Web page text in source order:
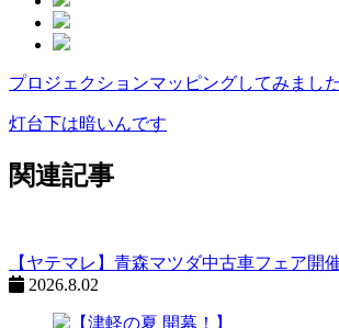
ペ
ー
ジ
ネ
シ
ョ
プロジェクションマッピングしてみました
灯台下は暗いんです
関連記事
【ヤテマレ】青森マツダ中古車フェア開
2026.8.02